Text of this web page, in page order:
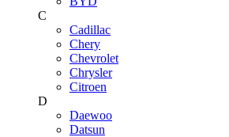
C
Cadillac
Chery
Chevrolet
Chrysler
Citroen
D
Daewoo
Datsun